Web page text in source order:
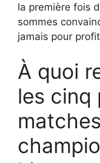
la première fois
sommes
jamais pour
À quoi
les cinq